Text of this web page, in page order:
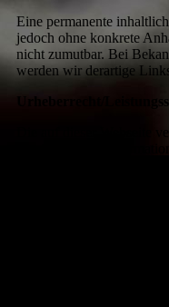
Eine permanente
jedoch ohne konkrete
nicht zumutbar. Bei
werden wir derartige
Urheberrecht/
Die auf dieser Webseite
bereitgestellten